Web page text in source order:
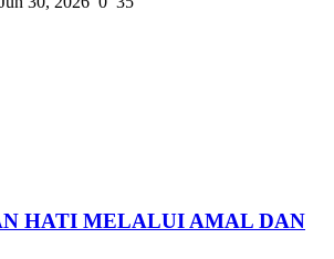
HATI MELALUI AMAL DAN